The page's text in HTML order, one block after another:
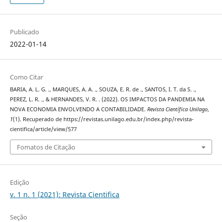
Publicado
2022-01-14
Como Citar
BARIA, A. L. G. ., MARQUES, A. A. ., SOUZA, E. R. de ., SANTOS, I. T. da S. .,
PEREZ, L. R. ., & HERNANDES, V. R. . (2022). OS IMPACTOS DA PANDEMIA NA
NOVA ECONOMIA ENVOLVENDO A CONTABILIDADE. Revista Científica Unilago,
1(1). Recuperado de https://revistas.unilago.edu.br/index.php/revista-
cientifica/article/view/577
Fomatos de Citação
Edição
v. 1 n. 1 (2021): Revista Cientifica
Seção